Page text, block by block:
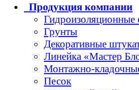
Продукция компании
Гидроизоляционные
Грунты
Декоративные
Линейка «Мастер
Монтажно-
Песок